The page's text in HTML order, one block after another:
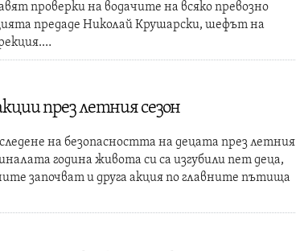
проверки на водачите на всяко превозно
предаде Николай Крушарски, шефът на
през летния сезон
на безопасността на децата през летния
година живота си са изгубили пет деца,
започват и друга акция по главните пътища